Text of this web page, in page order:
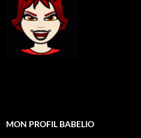
MON PROFIL BABELIO